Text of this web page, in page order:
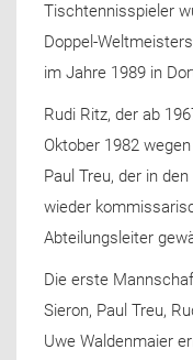
Tischtennisspieler
Doppel-
im Jahre 1989 in
Rudi Ritz, der ab
Oktober 1982
Paul Treu, der in
wieder
Abteilungsleiter
Die erste
Sieron, Paul Treu,
Uwe Waldenmaier